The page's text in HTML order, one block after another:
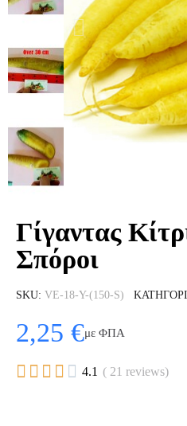
Γίγαντας
Σπόροι
SKU VE-18-Y-(150-S)
2,25 €με ΦΠΑ
     4.1 ( 21 reviews)